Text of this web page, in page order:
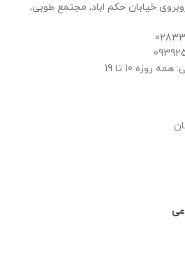
خیابان حکم اباد, مجتمع طوبی,
10 تا 19